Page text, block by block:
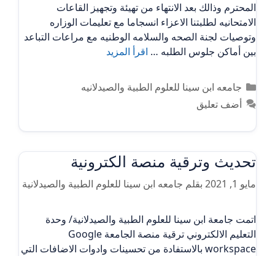
المحترم وذالك بعد الانتهاء من تهيئة وتجهيز القاعات
الامتحانيه لطلبتنا الاعزاء انسجاما مع تعليمات الوزاره
وتوصيات لجنة الصحه والسلامه الوطنيه مع مراعات التباعد
بين أماكن جلوس الطلبه … اقرأ المزيد
التصنيفات
جامعه ابن سينا للعلوم الطبية والصيدلانيه
أضف تعليق
تحديث وترقية منصة الكترونية
مايو 1, 2021 بقلم جامعه ابن سينا للعلوم الطبية والصيدلانية
اتمت جامعة ابن سينا للعلوم الطبية والصيدلانية/ وحدة
التعليم الالكتروني ترقية منصة الجامعة Google
workspace بالاستفادة من تحسينات وادوات الاضافات التي